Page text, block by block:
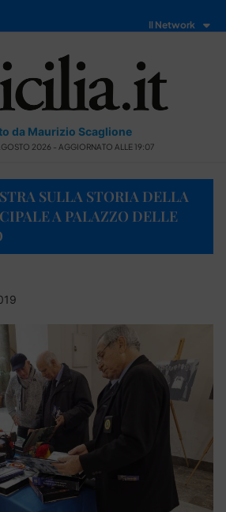
Il Network
da Maurizio Scaglione
2026 - AGGIORNATO ALLE 19:07
SULLA STORIA DELLA
A PALAZZO DELLE